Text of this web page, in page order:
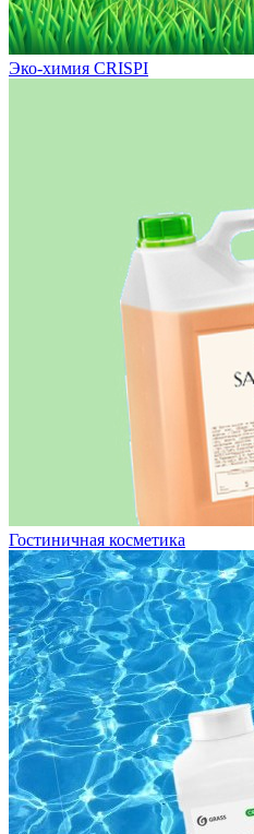
Эко-химия CRISPI
Гостиничная косметика